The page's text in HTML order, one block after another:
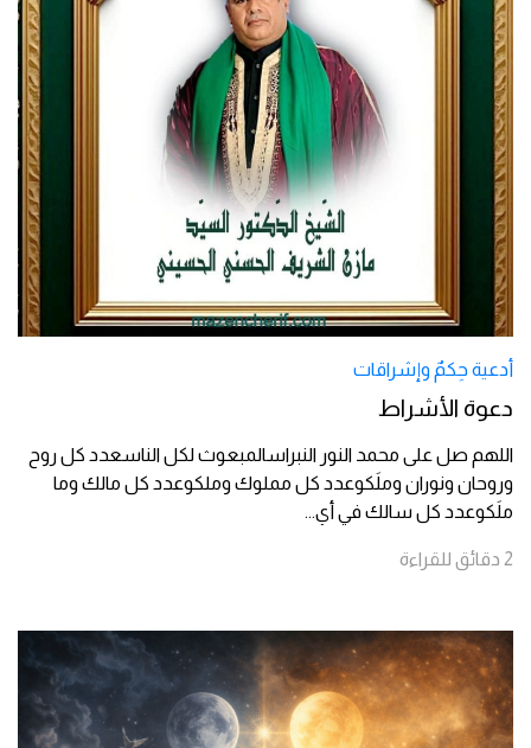
أدعية حِكمٌ وإشراقات
دعوة الأشراط
اللهم صل على محمد النور النبراسالمبعوث لكل الناسعدد كل روح
وروحان ونوران وملَكوعدد كل مملوك وملكوعدد كل مالك وما
ملَكوعدد كل سالك في أي...
2 دقائق للقراءة